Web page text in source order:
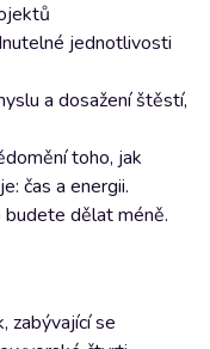
jednotlivosti
a dosažení štěstí,
toho, jak
čas a energii.
dělat méně.
zabývající se